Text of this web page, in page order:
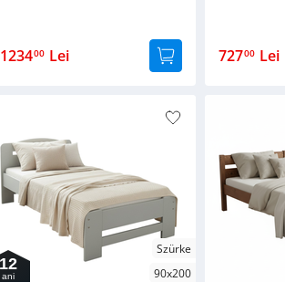
123400 Lei 72700 Lei
Szürke
90x200
12
ani